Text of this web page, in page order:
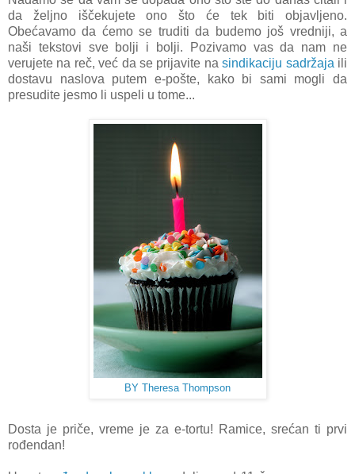
da željno iščekujete ono što će tek biti objavljeno.
Obećavamo da ćemo se truditi da budemo još vredniji, a
naši tekstovi sve bolji i bolji. Pozivamo vas da nam ne
verujete na reč, već da se prijavite nasindikaciju sadržaja ili
dostavu naslova putem e-pošte, kako bi sami mogli da
presudite jesmo li uspeli u tome...
BY Theresa Thompson
Dosta je priče, vreme je za e-tortu! Ramice, srećan ti prvi
rođendan!